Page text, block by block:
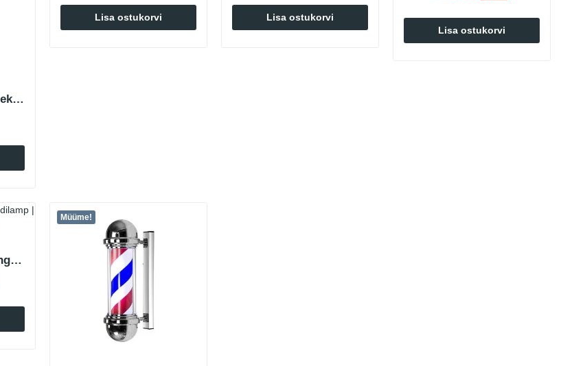
BARB Valgustatud dekoratiivne juuksurisalongi silt
Lisa ostukorvi Lisa ostukorvi
Lisa ostukorvi
LUMIO juuksurisalongi sildilamp
Müüme!